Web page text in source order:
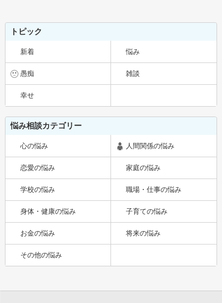
トピック
新着 悩み
愚痴 雑談
幸せ
悩み相談カテゴリー
心の悩み 人間関係の悩み
恋愛の悩み 家庭の悩み
学校の悩み 職場・仕事の悩み
身体・健康の悩み 子育ての悩み
お金の悩み 将来の悩み
その他の悩み